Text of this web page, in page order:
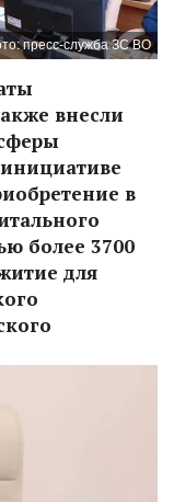
пресс-служба ЗС ВО
внесли
в
более 3700
для